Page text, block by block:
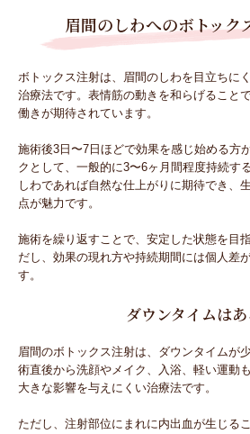
眉間のしわへのボトック
ボトックス注射は、眉間のしわを目立ちに
治療法です。表情筋の動きを和らげること
働きが期待されています。
施術後3日〜7日ほどで効果を感じ始める方
クとして、一般的に3〜6ヶ月間程度持続す
しわであれば自然な仕上がりに期待でき、
点が魅力です。
施術を繰り返すことで、安定した状態を目
だし、効果の現れ方や持続期間には個人差
す。
ダウンタイムはあ
眉間のボトックス注射は、ダウンタイムが
術直後から洗顔やメイク、入浴、軽い運動
大きな影響を与えにくい治療法です。
ただし、注射部位にまれに内出血が生じる